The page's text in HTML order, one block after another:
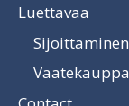
Luettavaa
Sijoittaminen
Vaatekauppa